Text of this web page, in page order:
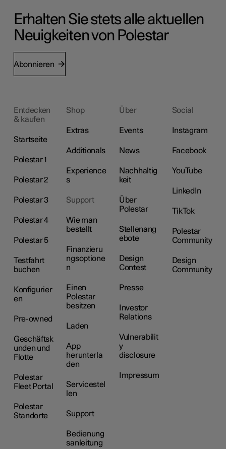
Erhalten Sie stets alle aktuellen
Neuigkeiten von Polestar
Abonnieren
Entdecken
& kaufen
Startseite
Polestar 1
Polestar 2
Polestar 3
Polestar 4
Polestar 5
Testfahrt
buchen
Konfigurier
en
Pre-owned
Geschäftsk
unden und
Flotte
Polestar
Fleet Portal
Polestar
Standorte
Shop
Extras
Additionals
Experience
s
Support
Wie man
bestellt
Finanzieru
ngsoptione
n
Einen
Polestar
besitzen
Laden
App
herunterla
den
Servicestel
len
Support
Bedienung
sanleitung
Über
Events
News
Nachhaltig
keit
Über
Polestar
Stellenang
ebote
Design
Contest
Presse
Investor
Relations
Vulnerabilit
y
disclosure
Impressum
Social
Instagram
Facebook
YouTube
LinkedIn
TikTok
Polestar
Community
Design
Community